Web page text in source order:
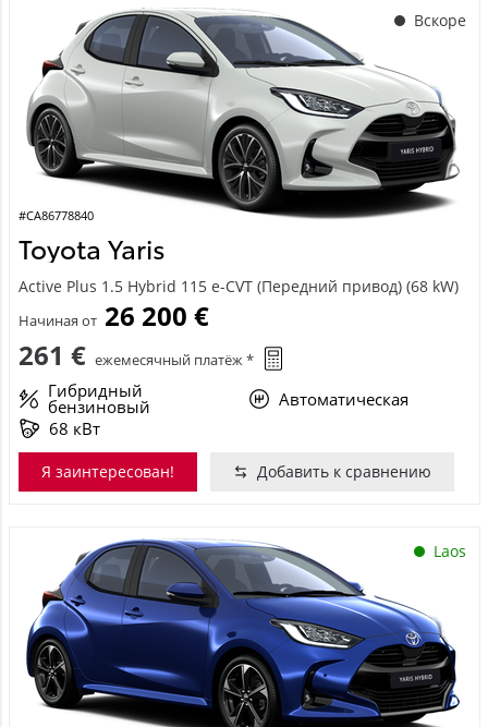
Вскоре
#CA86778840
Toyota Yaris
Active Plus 1.5 Hybrid 115 e-CVT (Передний привод) (68 kW)
Начиная от 26 200 €
261 € ежемесячный платёж *
Гибридный
бензиновый
Автоматическая
68 кВт
Я заинтересован! Добавить к сравнению
Laos